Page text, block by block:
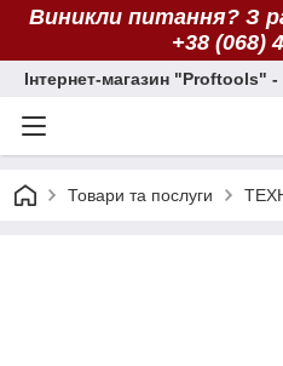
Виникли питання? З
+38 (068)
Інтернет-магазин "Proftools" -
Товари та послуги